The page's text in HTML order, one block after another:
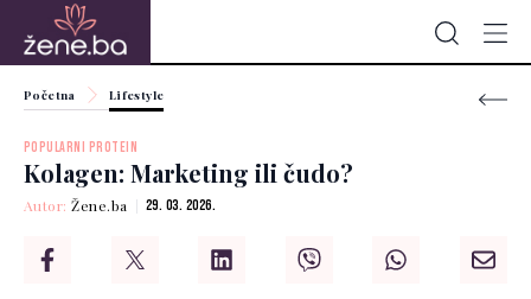
Početna Lifestyle
POPULARNI PROTEIN
Kolagen: Marketing ili čudo?
Autor:Žene.ba 29. 03. 2026.